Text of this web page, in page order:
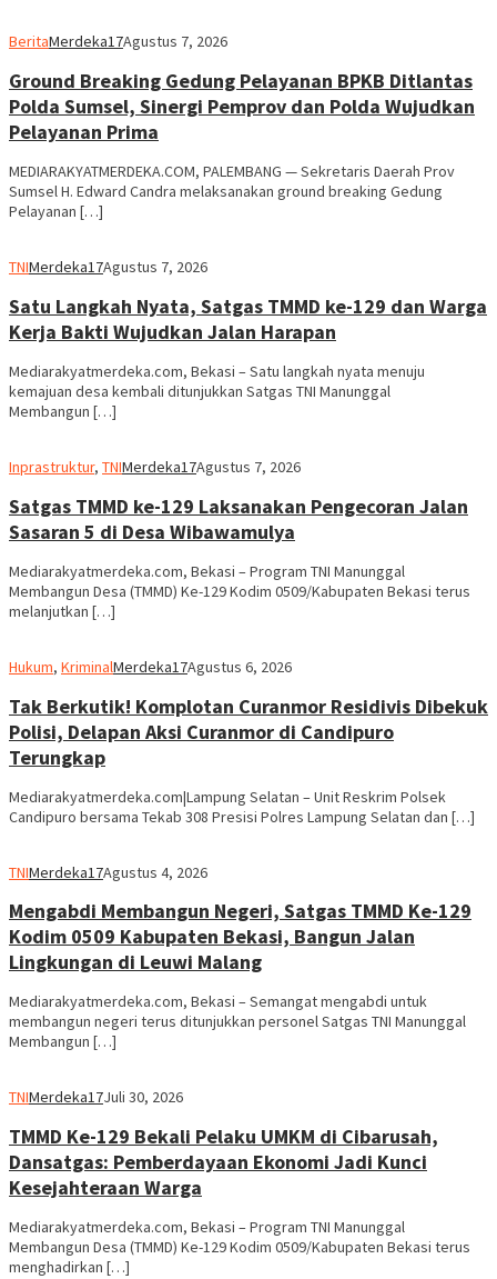
BeritaMerdeka17Agustus 7, 2026
Ground Breaking Gedung Pelayanan BPKB Ditlantas
Polda Sumsel, Sinergi Pemprov dan Polda Wujudkan
Pelayanan Prima
MEDIARAKYATMERDEKA.COM, PALEMBANG — Sekretaris Daerah Prov
Sumsel H. Edward Candra melaksanakan ground breaking Gedung
Pelayanan […]
TNIMerdeka17Agustus 7, 2026
Satu Langkah Nyata, Satgas TMMD ke-129 dan Warga
Kerja Bakti Wujudkan Jalan Harapan
Mediarakyatmerdeka.com, Bekasi – Satu langkah nyata menuju
kemajuan desa kembali ditunjukkan Satgas TNI Manunggal
Membangun […]
Inprastruktur, TNIMerdeka17Agustus 7, 2026
Satgas TMMD ke-129 Laksanakan Pengecoran Jalan
Sasaran 5 di Desa Wibawamulya
Mediarakyatmerdeka.com, Bekasi – Program TNI Manunggal
Membangun Desa (TMMD) Ke-129 Kodim 0509/Kabupaten Bekasi terus
melanjutkan […]
Hukum, KriminalMerdeka17Agustus 6, 2026
Tak Berkutik! Komplotan Curanmor Residivis Dibekuk
Polisi, Delapan Aksi Curanmor di Candipuro
Terungkap
Mediarakyatmerdeka.com|Lampung Selatan – Unit Reskrim Polsek
Candipuro bersama Tekab 308 Presisi Polres Lampung Selatan dan […]
TNIMerdeka17Agustus 4, 2026
Mengabdi Membangun Negeri, Satgas TMMD Ke-129
Kodim 0509 Kabupaten Bekasi, Bangun Jalan
Lingkungan di Leuwi Malang
Mediarakyatmerdeka.com, Bekasi – Semangat mengabdi untuk
membangun negeri terus ditunjukkan personel Satgas TNI Manunggal
Membangun […]
TNIMerdeka17Juli 30, 2026
TMMD Ke-129 Bekali Pelaku UMKM di Cibarusah,
Dansatgas: Pemberdayaan Ekonomi Jadi Kunci
Kesejahteraan Warga
Mediarakyatmerdeka.com, Bekasi – Program TNI Manunggal
Membangun Desa (TMMD) Ke-129 Kodim 0509/Kabupaten Bekasi terus
menghadirkan […]